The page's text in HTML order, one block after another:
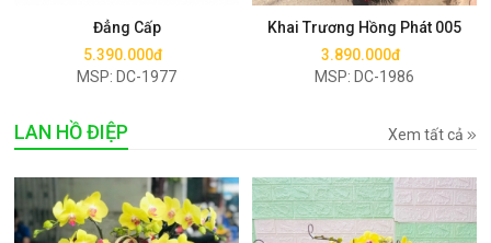
Đẳng Cấp
5.390.000đ
MSP: DC-1977
Khai Trương Hồng Phát 005
3.890.000đ
MSP: DC-1986
LAN HỒ ĐIỆP Xem tất cả